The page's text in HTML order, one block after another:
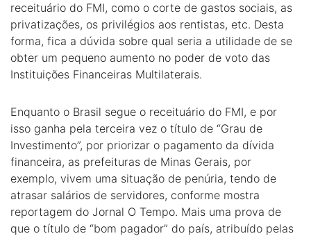
receituário do FMI, como o corte de gastos sociais, as
privatizações, os privilégios aos rentistas, etc. Desta
forma, fica a dúvida sobre qual seria a utilidade de se
obter um pequeno aumento no poder de voto das
Instituições Financeiras Multilaterais.
Enquanto o Brasil segue o receituário do FMI, e por
isso ganha pela terceira vez o título de “Grau de
Investimento”, por priorizar o pagamento da dívida
financeira, as prefeituras de Minas Gerais, por
exemplo, vivem uma situação de penúria, tendo de
atrasar salários de servidores, conforme mostra
reportagem do Jornal O Tempo. Mais uma prova de
que o título de “bom pagador” do país, atribuído pelas